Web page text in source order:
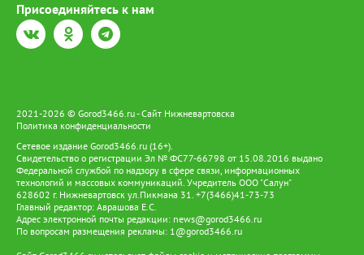
Присоединяйтесь к нам
2021-2026 © Gorod3466.ru - Сайт Нижневартовска
Политика конфиденциальности
Сетевое издание Gorod3466.ru (16+).
Свидетельство о регистрации Эл № ФС77-66798 от 15.08.2016 выдано
Федеральной службой по надзору в сфере связи, информационных
технологий и массовых коммуникаций. Учредитель ООО "Салун"
628602 г. Нижневартовск ул.Пикмана 31. +7(3466)41-73-73
Главный редактор: Аврашова Е.С.
Адрес электронной почты редакции: news@gorod3466.ru
По вопросам размещения рекламы: 1@gorod3466.ru